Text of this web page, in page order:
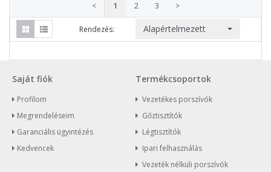
< 1 2 3 >
Rendezés: Alapértelmezett
Saját fiók
Profilom
Megrendeléseim
Garanciális ügyintézés
Kedvencek
Termékcsoportok
Vezetékes porszívók
Gőztisztítók
Légtisztítók
Ipari felhasználás
Vezeték nélküli porszívók